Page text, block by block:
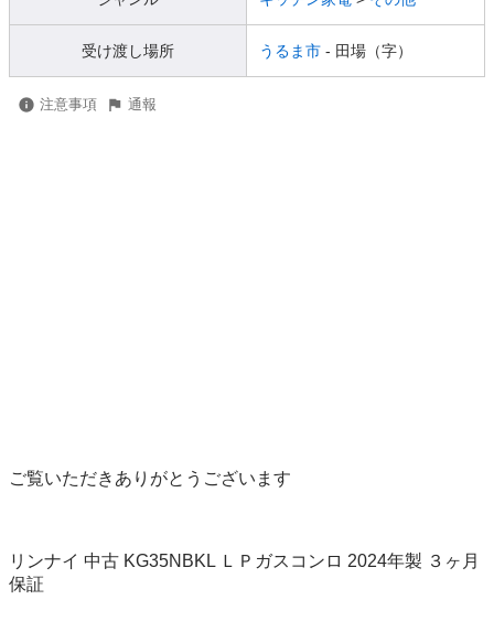
受け渡し場所 うるま市 - 田場（字）
注意事項 通報
ご覧いただきありがとうございます
リンナイ 中古 KG35NBKL ＬＰガスコンロ 2024年製 ３ヶ月
保証